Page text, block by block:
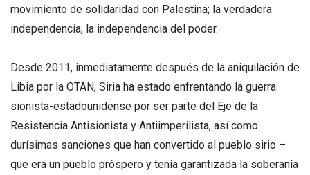
movimiento de solidaridad con Palestina; la verdadera
independencia, la independencia del poder.
Desde 2011, inmediatamente después de la aniquilación de
Libia por la OTAN, Siria ha estado enfrentando la guerra
sionista-estadounidense por ser parte del Eje de la
Resistencia Antisionista y Antiimperilista, así como
durísimas sanciones que han convertido al pueblo sirio –
que era un pueblo próspero y tenía garantizada la soberanía